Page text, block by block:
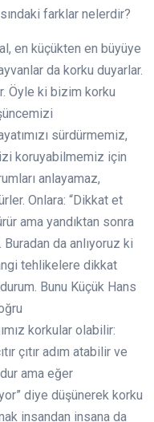
farklar nelerdir?
en küçükten en büyüye
da korku duyarlar.
Öyle ki bizim korku
sürdürmemiz,
koruyabilmemiz için
anlayamaz,
Onlara: “Dikkat et
ama yandıktan sonra
Buradan da anlıyoruz ki
tehlikelere dikkat
Bunu Küçük Hans
korkular olabilir:
çıtır adım atabilir ve
ama eğer
diye düşünerek korku
insandan insana da